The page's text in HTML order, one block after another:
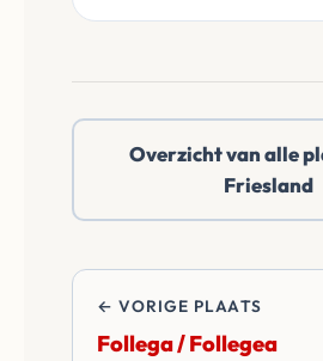
doen een reëel
onafhankelijke
of daarbuiten.
betalen alle
en
Overzicht van alle
Friesland
← VORIGE PLAATS
Follega / Follegea